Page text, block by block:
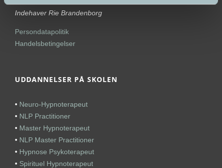
Indehaver Rie Brandenborg
Persondatapolitik
Handelsbetingelser
UDDANNELSER PÅ SKOLEN
• Neuro-Hypnoterapeut
• NLP Practitioner
• Master Hypnoterapeut
• NLP Master Practitioner
• Hypnose Psykoterapeut
• Spirituel Hypnoterapeut